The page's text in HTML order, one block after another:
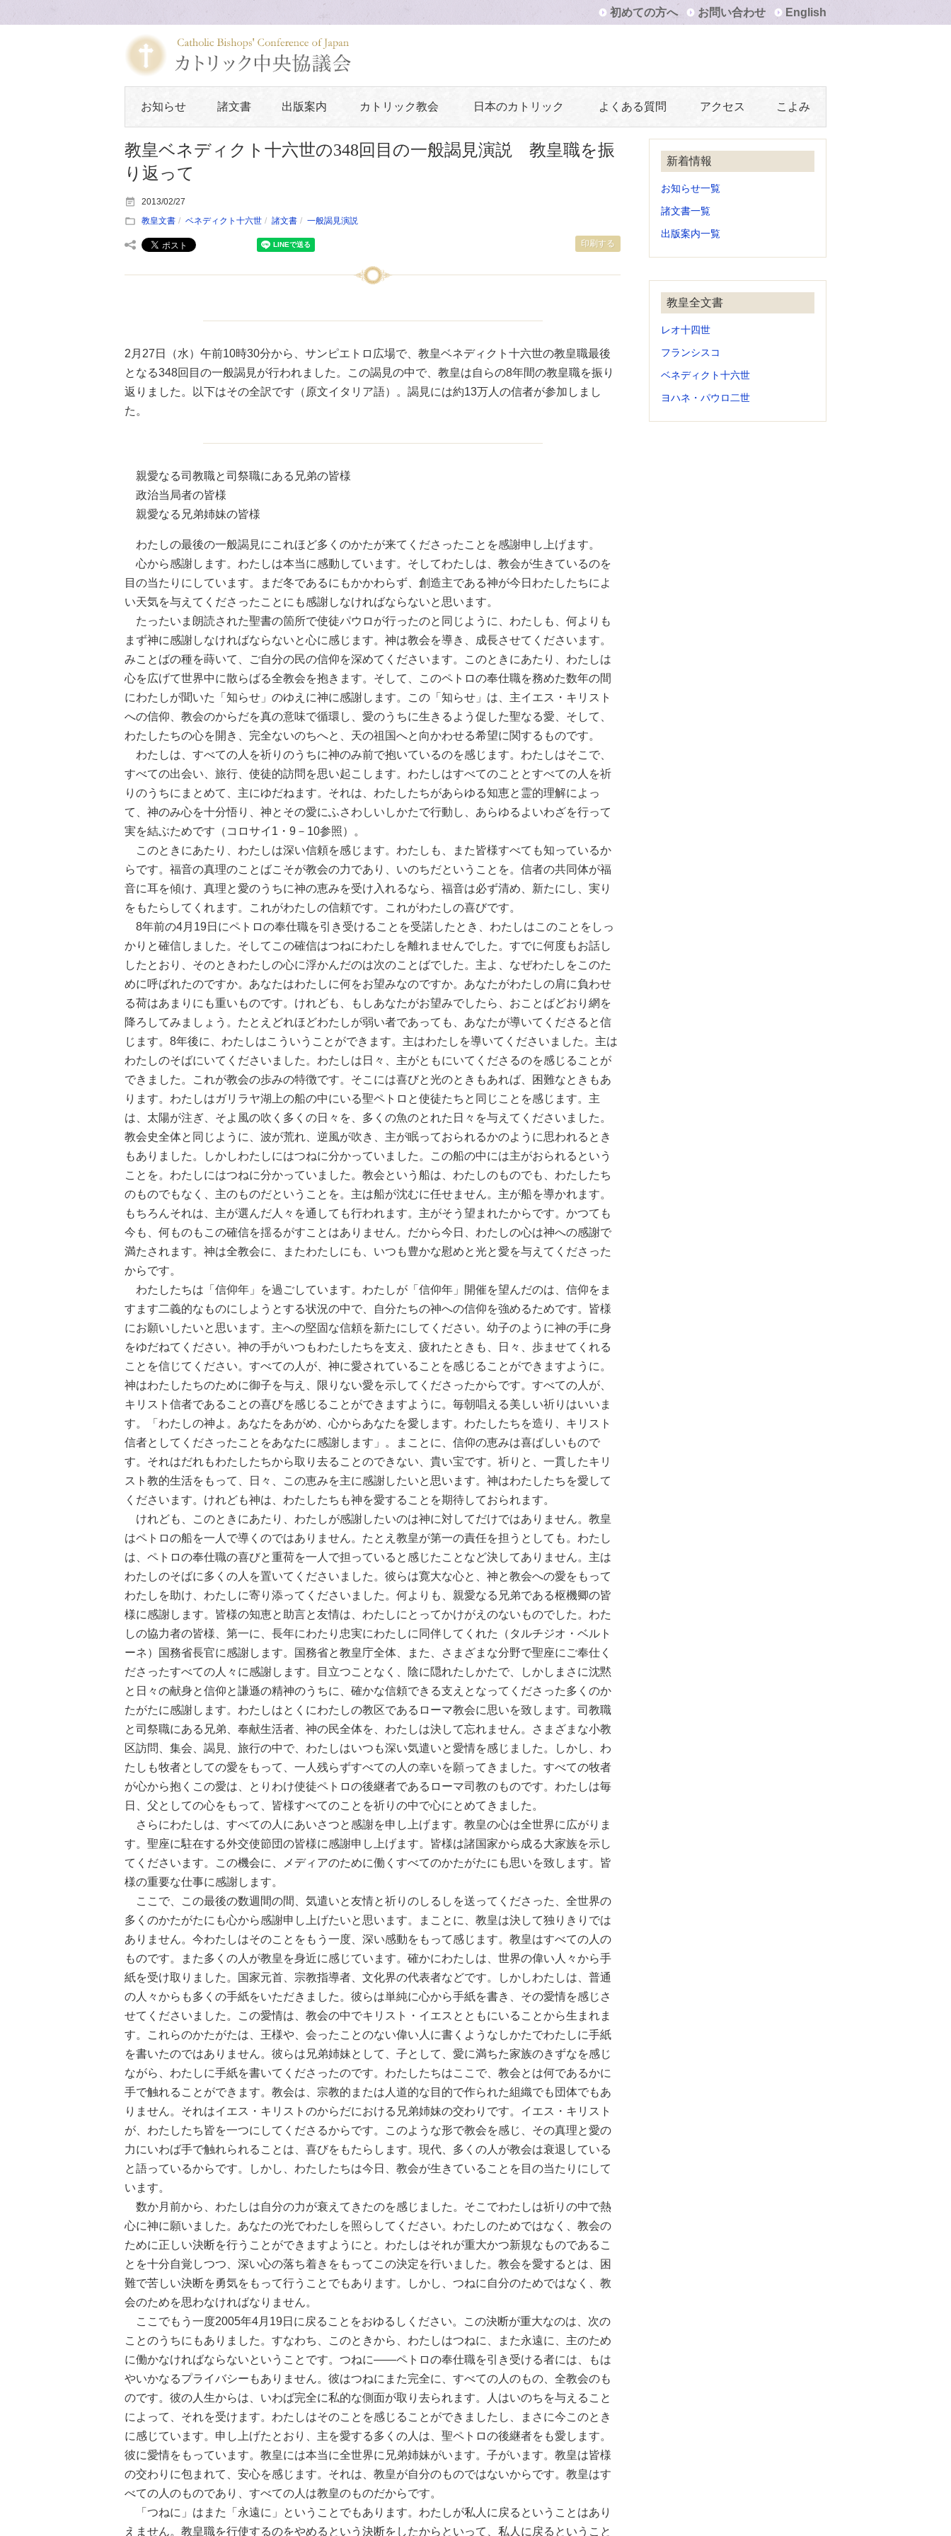
初めての方へ お問い合わせ English
お知らせ 諸文書 出版案内 カトリック教会 日本のカトリック よくある質問 アクセス こよみ
教皇ベネディクト十六世の348回目の一般謁見演説 教皇職を振
り返って
印刷する
2013/02/27
教皇文書
ベネディクト十六世 諸文書 一般謁見演説
2月27日（水）午前10時30分から、サンピエトロ広場で、教皇ベネディクト十六世の教皇職最後
となる348回目の一般謁見が行われました。この謁見の中で、教皇は自らの8年間の教皇職を振り
返りました。以下はその全訳です（原文イタリア語）。謁見には約13万人の信者が参加しまし
た。
親愛なる司教職と司祭職にある兄弟の皆様
政治当局者の皆様
親愛なる兄弟姉妹の皆様
わたしの最後の一般謁見にこれほど多くのかたが来てくださったことを感謝申し上げます。
心から感謝します。わたしは本当に感動しています。そしてわたしは、教会が生きているのを
目の当たりにしています。まだ冬であるにもかかわらず、創造主である神が今日わたしたちによ
い天気を与えてくださったことにも感謝しなければならないと思います。
たったいま朗読された聖書の箇所で使徒パウロが行ったのと同じように、わたしも、何よりも
まず神に感謝しなければならないと心に感じます。神は教会を導き、成長させてくださいます。
みことばの種を蒔いて、ご自分の民の信仰を深めてくださいます。このときにあたり、わたしは
心を広げて世界中に散らばる全教会を抱きます。そして、このペトロの奉仕職を務めた数年の間
にわたしが聞いた「知らせ」のゆえに神に感謝します。この「知らせ」は、主イエス・キリスト
への信仰、教会のからだを真の意味で循環し、愛のうちに生きるよう促した聖なる愛、そして、
わたしたちの心を開き、完全ないのちへと、天の祖国へと向かわせる希望に関するものです。
わたしは、すべての人を祈りのうちに神のみ前で抱いているのを感じます。わたしはそこで、
すべての出会い、旅行、使徒的訪問を思い起こします。わたしはすべてのこととすべての人を祈
りのうちにまとめて、主にゆだねます。それは、わたしたちがあらゆる知恵と霊的理解によっ
て、神のみ心を十分悟り、神とその愛にふさわしいしかたで行動し、あらゆるよいわざを行って
実を結ぶためです（コロサイ1・9－10参照）。
このときにあたり、わたしは深い信頼を感じます。わたしも、また皆様すべても知っているか
らです。福音の真理のことばこそが教会の力であり、いのちだということを。信者の共同体が福
音に耳を傾け、真理と愛のうちに神の恵みを受け入れるなら、福音は必ず清め、新たにし、実り
をもたらしてくれます。これがわたしの信頼です。これがわたしの喜びです。
8年前の4月19日にペトロの奉仕職を引き受けることを受諾したとき、わたしはこのことをしっ
かりと確信しました。そしてこの確信はつねにわたしを離れませんでした。すでに何度もお話し
したとおり、そのときわたしの心に浮かんだのは次のことばでした。主よ、なぜわたしをこのた
めに呼ばれたのですか。あなたはわたしに何をお望みなのですか。あなたがわたしの肩に負わせ
る荷はあまりにも重いものです。けれども、もしあなたがお望みでしたら、おことばどおり網を
降ろしてみましょう。たとえどれほどわたしが弱い者であっても、あなたが導いてくださると信
じます。8年後に、わたしはこういうことができます。主はわたしを導いてくださいました。主は
わたしのそばにいてくださいました。わたしは日々、主がともにいてくださるのを感じることが
できました。これが教会の歩みの特徴です。そこには喜びと光のときもあれば、困難なときもあ
ります。わたしはガリラヤ湖上の船の中にいる聖ペトロと使徒たちと同じことを感じます。主
は、太陽が注ぎ、そよ風の吹く多くの日々を、多くの魚のとれた日々を与えてくださいました。
教会史全体と同じように、波が荒れ、逆風が吹き、主が眠っておられるかのように思われるとき
もありました。しかしわたしにはつねに分かっていました。この船の中には主がおられるという
ことを。わたしにはつねに分かっていました。教会という船は、わたしのものでも、わたしたち
のものでもなく、主のものだということを。主は船が沈むに任せません。主が船を導かれます。
もちろんそれは、主が選んだ人々を通しても行われます。主がそう望まれたからです。かつても
今も、何ものもこの確信を揺るがすことはありません。だから今日、わたしの心は神への感謝で
満たされます。神は全教会に、またわたしにも、いつも豊かな慰めと光と愛を与えてくださった
からです。
わたしたちは「信仰年」を過ごしています。わたしが「信仰年」開催を望んだのは、信仰をま
すます二義的なものにしようとする状況の中で、自分たちの神への信仰を強めるためです。皆様
にお願いしたいと思います。主への堅固な信頼を新たにしてください。幼子のように神の手に身
をゆだねてください。神の手がいつもわたしたちを支え、疲れたときも、日々、歩ませてくれる
ことを信じてください。すべての人が、神に愛されていることを感じることができますように。
神はわたしたちのために御子を与え、限りない愛を示してくださったからです。すべての人が、
キリスト信者であることの喜びを感じることができますように。毎朝唱える美しい祈りはいいま
す。「わたしの神よ。あなたをあがめ、心からあなたを愛します。わたしたちを造り、キリスト
信者としてくださったことをあなたに感謝します」。まことに、信仰の恵みは喜ばしいもので
す。それはだれもわたしたちから取り去ることのできない、貴い宝です。祈りと、一貫したキリ
スト教的生活をもって、日々、この恵みを主に感謝したいと思います。神はわたしたちを愛して
くださいます。けれども神は、わたしたちも神を愛することを期待しておられます。
けれども、このときにあたり、わたしが感謝したいのは神に対してだけではありません。教皇
はペトロの船を一人で導くのではありません。たとえ教皇が第一の責任を担うとしても。わたし
は、ペトロの奉仕職の喜びと重荷を一人で担っていると感じたことなど決してありません。主は
わたしのそばに多くの人を置いてくださいました。彼らは寛大な心と、神と教会への愛をもって
わたしを助け、わたしに寄り添ってくださいました。何よりも、親愛なる兄弟である枢機卿の皆
様に感謝します。皆様の知恵と助言と友情は、わたしにとってかけがえのないものでした。わた
しの協力者の皆様、第一に、長年にわたり忠実にわたしに同伴してくれた（タルチジオ・ベルト
ーネ）国務省長官に感謝します。国務省と教皇庁全体、また、さまざまな分野で聖座にご奉仕く
ださったすべての人々に感謝します。目立つことなく、陰に隠れたしかたで、しかしまさに沈黙
と日々の献身と信仰と謙遜の精神のうちに、確かな信頼できる支えとなってくださった多くのか
たがたに感謝します。わたしはとくにわたしの教区であるローマ教会に思いを致します。司教職
と司祭職にある兄弟、奉献生活者、神の民全体を、わたしは決して忘れません。さまざまな小教
区訪問、集会、謁見、旅行の中で、わたしはいつも深い気遣いと愛情を感じました。しかし、わ
たしも牧者としての愛をもって、一人残らずすべての人の幸いを願ってきました。すべての牧者
が心から抱くこの愛は、とりわけ使徒ペトロの後継者であるローマ司教のものです。わたしは毎
日、父としての心をもって、皆様すべてのことを祈りの中で心にとめてきました。
さらにわたしは、すべての人にあいさつと感謝を申し上げます。教皇の心は全世界に広がりま
す。聖座に駐在する外交使節団の皆様に感謝申し上げます。皆様は諸国家から成る大家族を示し
てくださいます。この機会に、メディアのために働くすべてのかたがたにも思いを致します。皆
様の重要な仕事に感謝します。
ここで、この最後の数週間の間、気遣いと友情と祈りのしるしを送ってくださった、全世界の
多くのかたがたにも心から感謝申し上げたいと思います。まことに、教皇は決して独りきりでは
ありません。今わたしはそのことをもう一度、深い感動をもって感じます。教皇はすべての人の
ものです。また多くの人が教皇を身近に感じています。確かにわたしは、世界の偉い人々から手
紙を受け取りました。国家元首、宗教指導者、文化界の代表者などです。しかしわたしは、普通
の人々からも多くの手紙をいただきました。彼らは単純に心から手紙を書き、その愛情を感じさ
せてくださいました。この愛情は、教会の中でキリスト・イエスとともにいることから生まれま
す。これらのかたがたは、王様や、会ったことのない偉い人に書くようなしかたでわたしに手紙
を書いたのではありません。彼らは兄弟姉妹として、子として、愛に満ちた家族のきずなを感じ
ながら、わたしに手紙を書いてくださったのです。わたしたちはここで、教会とは何であるかに
手で触れることができます。教会は、宗教的または人道的な目的で作られた組織でも団体でもあ
りません。それはイエス・キリストのからだにおける兄弟姉妹の交わりです。イエス・キリスト
が、わたしたち皆を一つにしてくださるからです。このような形で教会を感じ、その真理と愛の
力にいわば手で触れられることは、喜びをもたらします。現代、多くの人が教会は衰退している
と語っているからです。しかし、わたしたちは今日、教会が生きていることを目の当たりにして
います。
数か月前から、わたしは自分の力が衰えてきたのを感じました。そこでわたしは祈りの中で熱
心に神に願いました。あなたの光でわたしを照らしてください。わたしのためではなく、教会の
ために正しい決断を行うことができますようにと。わたしはそれが重大かつ新規なものであるこ
とを十分自覚しつつ、深い心の落ち着きをもってこの決定を行いました。教会を愛するとは、困
難で苦しい決断を勇気をもって行うことでもあります。しかし、つねに自分のためではなく、教
会のためを思わなければなりません。
ここでもう一度2005年4月19日に戻ることをおゆるしください。この決断が重大なのは、次の
ことのうちにもありました。すなわち、このときから、わたしはつねに、また永遠に、主のため
に働かなければならないということです。つねに――ペトロの奉仕職を引き受ける者には、もは
やいかなるプライバシーもありません。彼はつねにまた完全に、すべての人のもの、全教会のも
のです。彼の人生からは、いわば完全に私的な側面が取り去られます。人はいのちを与えること
によって、それを受けます。わたしはそのことを感じることができましたし、まさに今このとき
に感じています。申し上げたとおり、主を愛する多くの人は、聖ペトロの後継者をも愛します。
彼に愛情をもっています。教皇には本当に全世界に兄弟姉妹がいます。子がいます。教皇は皆様
の交わりに包まれて、安心を感じます。それは、教皇が自分のものではないからです。教皇はす
べての人のものであり、すべての人は教皇のものだからです。
「つねに」はまた「永遠に」ということでもあります。わたしが私人に戻るということはあり
えません。教皇職を行使するのをやめるという決断をしたからといって、私人に戻るということ
新着情報
お知らせ一覧
諸文書一覧
出版案内一覧
教皇全文書
レオ十四世
フランシスコ
ベネディクト十六世
ヨハネ・パウロ二世